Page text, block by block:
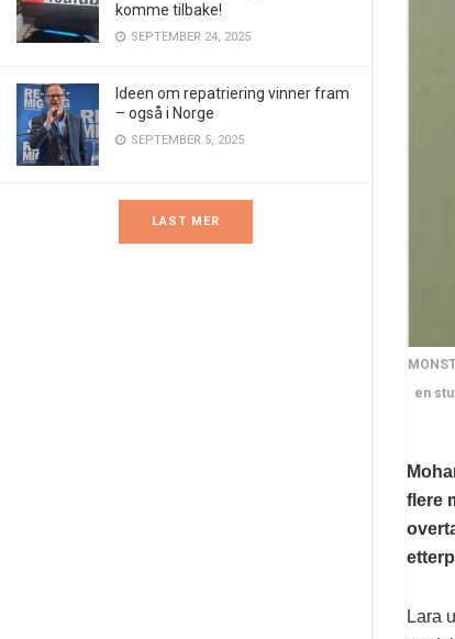
komme tilbake!
SEPTEMBER 24, 2025
Ideen om repatriering vinner fram
– også i Norge
SEPTEMBER 5, 2025
LAST MER
en
flere
Lara